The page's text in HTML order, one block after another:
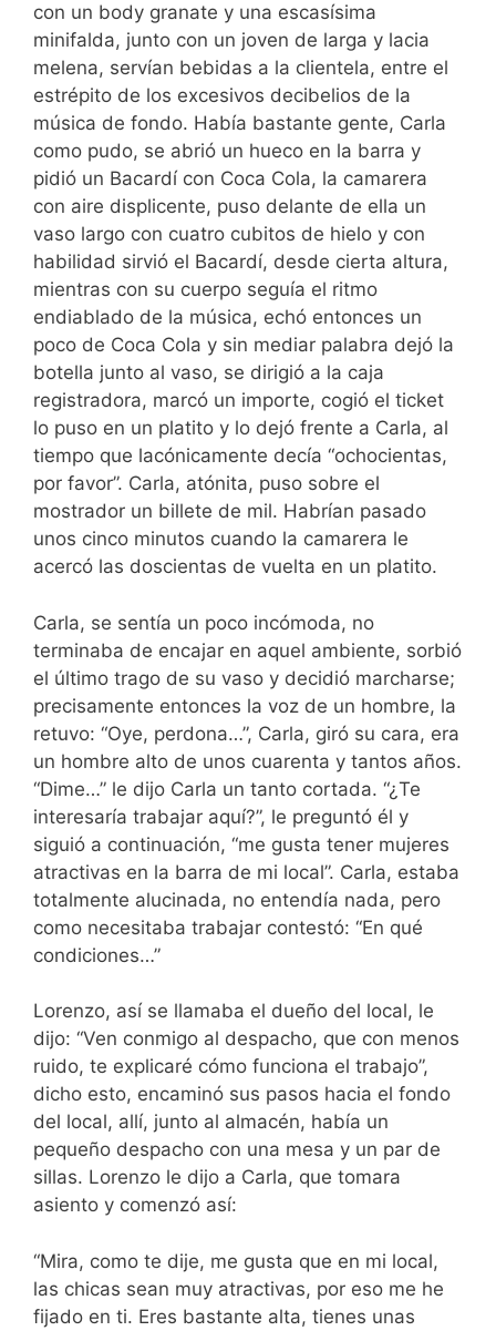
con un body granate y una escasísima
minifalda, junto con un joven de larga y lacia
melena, servían bebidas a la clientela, entre el
estrépito de los excesivos decibelios de la
música de fondo. Había bastante gente, Carla
como pudo, se abrió un hueco en la barra y
pidió un Bacardí con Coca Cola, la camarera
con aire displicente, puso delante de ella un
vaso largo con cuatro cubitos de hielo y con
habilidad sirvió el Bacardí, desde cierta altura,
mientras con su cuerpo seguía el ritmo
endiablado de la música, echó entonces un
poco de Coca Cola y sin mediar palabra dejó la
botella junto al vaso, se dirigió a la caja
registradora, marcó un importe, cogió el ticket
lo puso en un platito y lo dejó frente a Carla, al
tiempo que lacónicamente decía “ochocientas,
por favor”. Carla, atónita, puso sobre el
mostrador un billete de mil. Habrían pasado
unos cinco minutos cuando la camarera le
acercó las doscientas de vuelta en un platito.
Carla, se sentía un poco incómoda, no
terminaba de encajar en aquel ambiente, sorbió
el último trago de su vaso y decidió marcharse;
precisamente entonces la voz de un hombre, la
retuvo: “Oye, perdona…”, Carla, giró su cara, era
un hombre alto de unos cuarenta y tantos años.
“Dime…” le dijo Carla un tanto cortada. “¿Te
interesaría trabajar aquí?”, le preguntó él y
siguió a continuación, “me gusta tener mujeres
atractivas en la barra de mi local”. Carla, estaba
totalmente alucinada, no entendía nada, pero
como necesitaba trabajar contestó: “En qué
condiciones…”
Lorenzo, así se llamaba el dueño del local, le
dijo: “Ven conmigo al despacho, que con menos
ruido, te explicaré cómo funciona el trabajo”,
dicho esto, encaminó sus pasos hacia el fondo
del local, allí, junto al almacén, había un
pequeño despacho con una mesa y un par de
sillas. Lorenzo le dijo a Carla, que tomara
asiento y comenzó así:
“Mira, como te dije, me gusta que en mi local,
las chicas sean muy atractivas, por eso me he
fijado en ti. Eres bastante alta, tienes unas